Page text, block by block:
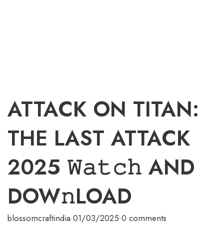
ATTACK ON TITAN:
THE LAST ATTACK
2025 𝚆𝚊𝚝𝚌𝚑 AND
DOW𝚗LOAD
blossomcraftindia·01/03/2025·0 comments